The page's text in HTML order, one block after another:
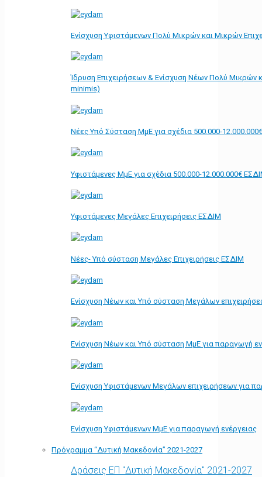
Ενίσχυση Υφιστάμενων Πολύ Μικρών και Μικρών
Ίδρυση Επιχειρήσεων & Ενίσχυση Νέων Πολύ Μικρών
minimis)
Νέες Υπό Σύσταση ΜμΕ για σχέδια 500.000-
Υφιστάμενες ΜμΕ για σχέδια 500.000-12.000.000€
Υφιστάμενες Μεγάλες Επιχειρήσεις ΕΣΔΙΜ
Νέες- Υπό σύσταση Μεγάλες Επιχειρήσεις ΕΣΔΙΜ
Ενίσχυση Νέων και Υπό σύσταση Μεγάλων
Ενίσχυση Νέων και Υπό σύσταση ΜμΕ για παραγωγή
Ενίσχυση Υφιστάμενων Μεγάλων επιχειρήσεων για
Ενίσχυση Υφιστάμενων ΜμΕ για παραγωγή ενέργειας
Πρόγραμμα “Δυτική Μακεδονία” 2021-2027
Δράσεις ΕΠ "Δυτική Μακεδονία" 2021-2027